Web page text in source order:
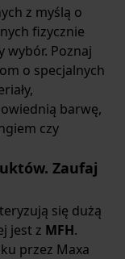
z myślą o
fizycznie
wybór. Poznaj
o specjalnych
barwę,
czy
Zaufaj
się dużą
jest z MFH.
przez Maxa